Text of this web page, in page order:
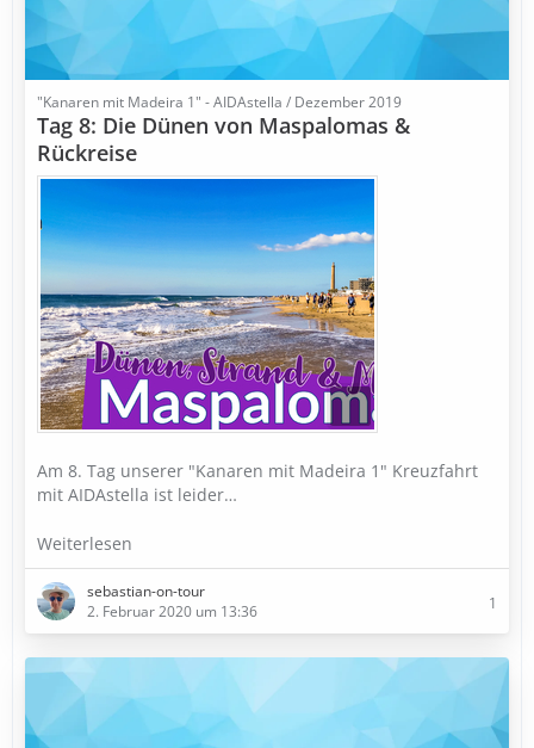
"Kanaren mit Madeira 1" - AIDAstella / Dezember 2019
Tag 8: Die Dünen von Maspalomas &
Rückreise
Am 8. Tag unserer "Kanaren mit Madeira 1" Kreuzfahrt
mit AIDAstella ist leider…
Weiterlesen
sebastian-on-tour
2. Februar 2020 um 13:36
1